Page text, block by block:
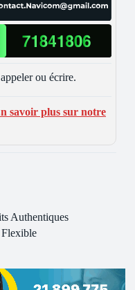
ou écrire.
savoir plus sur notre
Authentiques